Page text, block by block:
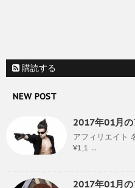
購読する
NEW POST
2017年01月
アフィリエイト
¥1,1 ...
2017年01月の